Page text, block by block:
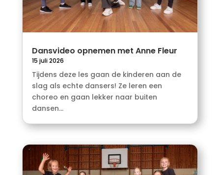
Dansvideo opnemen met Anne Fleur
15 juli 2026
Tijdens deze les gaan de kinderen aan de
slag als echte dansers! Ze leren een
choreo en gaan lekker naar buiten
dansen...